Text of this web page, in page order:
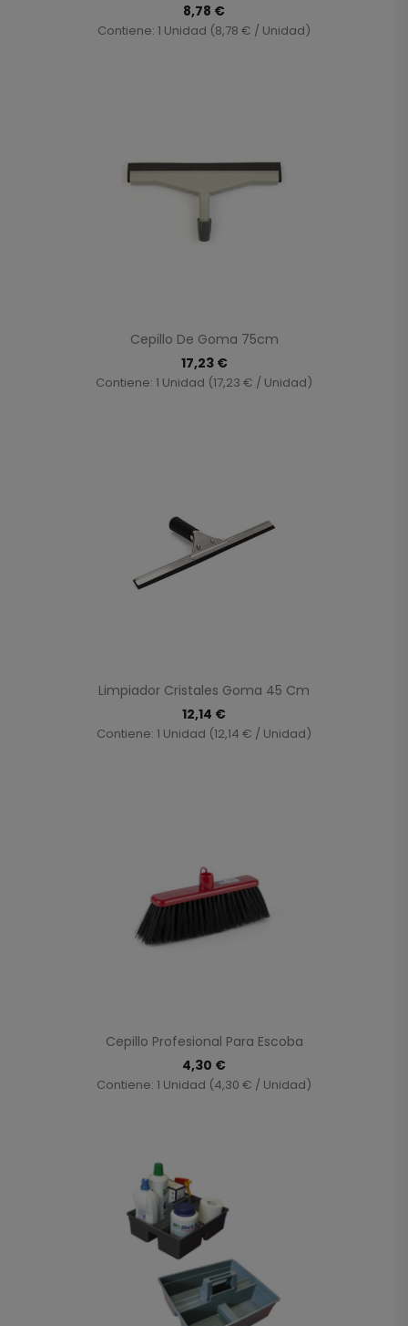
8,78 €
Contiene: 1 Unidad (8,78 € / Unidad)
Cepillo De Goma 75cm
17,23 €
Contiene: 1 Unidad (17,23 € / Unidad)
Limpiador Cristales Goma 45 Cm
12,14 €
Contiene: 1 Unidad (12,14 € / Unidad)
Cepillo Profesional Para Escoba
4,30 €
Contiene: 1 Unidad (4,30 € / Unidad)